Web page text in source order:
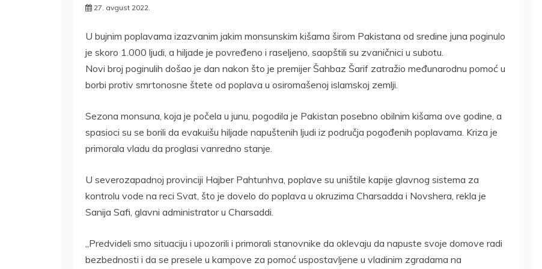
27. avgust 2022.
U bujnim poplavama izazvanim jakim monsunskim kišama širom Pakistana od sredine juna poginulo
je skoro 1.000 ljudi, a hiljade je povređeno i raseljeno, saopštili su zvaničnici u subotu.
Novi broj poginulih došao je dan nakon što je premijer Šahbaz Šarif zatražio međunarodnu pomoć u
borbi protiv smrtonosne štete od poplava u osiromašenoj islamskoj zemlji.
Sezona monsuna, koja je počela u junu, pogodila je Pakistan posebno obilnim kišama ove godine, a
spasioci su se borili da evakuišu hiljade napuštenih ljudi iz područja pogođenih poplavama. Kriza je
primorala vladu da proglasi vanredno stanje.
U severozapadnoj provinciji Hajber Pahtunhva, poplave su uništile kapije glavnog sistema za
kontrolu vode na reci Svat, što je dovelo do poplava u okruzima Charsadda i Novshera, rekla je
Sanija Safi, glavni administrator u Charsaddi.
„Predvideli smo situaciju i upozorili i primorali stanovnike da oklevaju da napuste svoje domove radi
bezbednosti i da se presele u kampove za pomoć uspostavljene u vladinim zgradama na